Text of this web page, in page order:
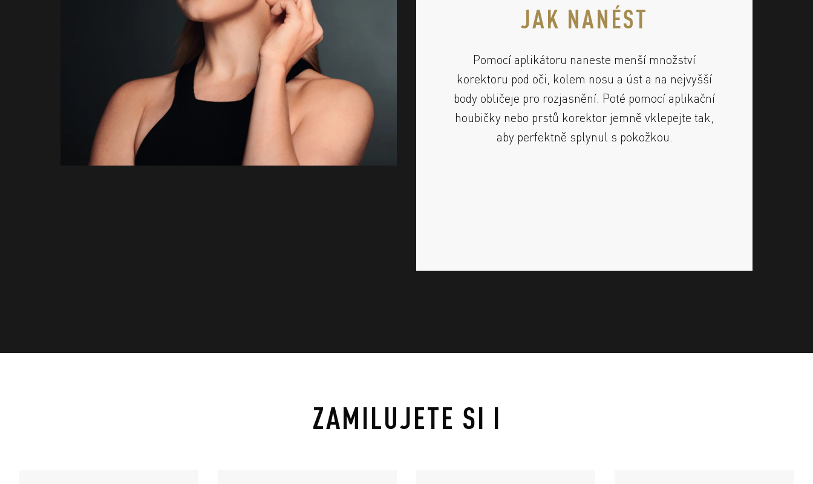
JAK NANÉST
Pomocí aplikátoru naneste menší množství
korektoru pod oči, kolem nosu a úst a na nejvyšší
body obličeje pro rozjasnění. Poté pomocí aplikační
houbičky nebo prstů korektor jemně vklepejte tak,
aby perfektně splynul s pokožkou.
ZAMILUJETE SI I